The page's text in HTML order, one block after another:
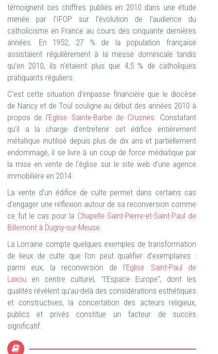
témoignent ces chiffres publiés en 2010 dans une étude
menée par l’IFOP sur l’évolution de l’audience du
catholicisme en France au cours des cinquante dernières
années. En 1952, 27 % de la population française
assistaient régulièrement à la messe dominicale tandis
qu’en 2010, ils n’étaient plus que 4,5 % de catholiques
pratiquants réguliers.
C’est cette situation d’impasse financière que le diocèse
de Nancy et de Toul souligne au début des années 2010 à
propos de l’Eglise Sainte-Barbe de Crusnes. Constatant
qu’il a la charge d’entretenir cet édifice entièrement
métallique inutilisé depuis plus de dix ans et partiellement
endommagé, il se livre à un coup de force médiatique par
la mise en vente de l’église sur le site web d’une agence
immobilière en 2014.
La vente d’un édifice de culte permet dans certains cas
d’engager une réflexion autour de sa reconversion comme
ce fut le cas pour la Chapelle Saint-Pierre-et-Saint-Paul de
Billemont à Dugny-sur-Meuse.
La Lorraine compte quelques exemples de transformation
de lieux de culte que l’on peut qualifier d’exemplaires :
parmi eux, la reconversion de l’Eglise Saint-Paul de
Laxou en centre culturel, "l’Espace Europe", dont les
qualités révèlent qu’au-delà des considérations esthétiques
et constructives, la concertation des acteurs religieux,
publics et privés constitue un facteur de succès
significatif.